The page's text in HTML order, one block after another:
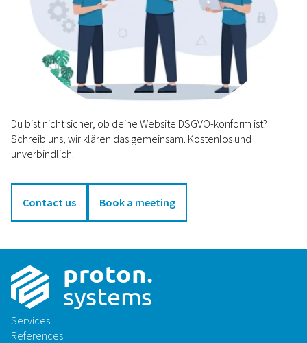
Du bist nicht sicher, ob deine Website DSGVO-konform ist?
Schreib uns, wir klären das gemeinsam. Kostenlos und
unverbindlich.
Contact us Book a meeting
proton.
systems
Services
References